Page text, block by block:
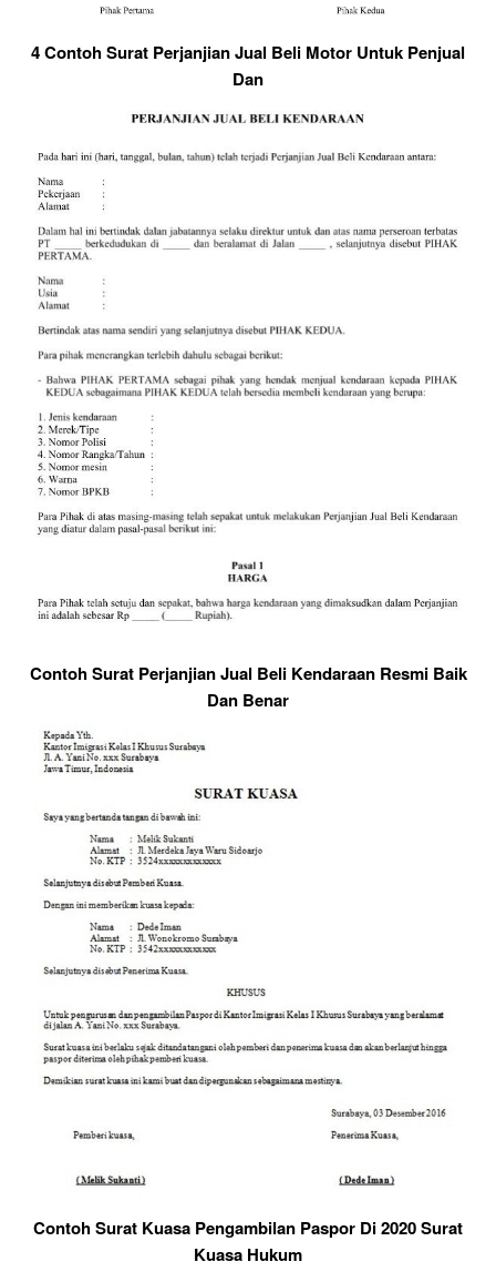
4 Contoh Surat Perjanjian Jual Beli Motor Untuk Penjual
Dan
Contoh Surat Perjanjian Jual Beli Kendaraan Resmi Baik
Dan Benar
Contoh Surat Kuasa Pengambilan Paspor Di 2020 Surat
Kuasa Hukum